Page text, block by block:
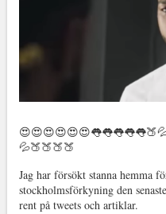
💦🍑🍑🍑🍑
Jag har försökt stanna hemma
stockholmsförkyning den
rent på tweets och artiklar.